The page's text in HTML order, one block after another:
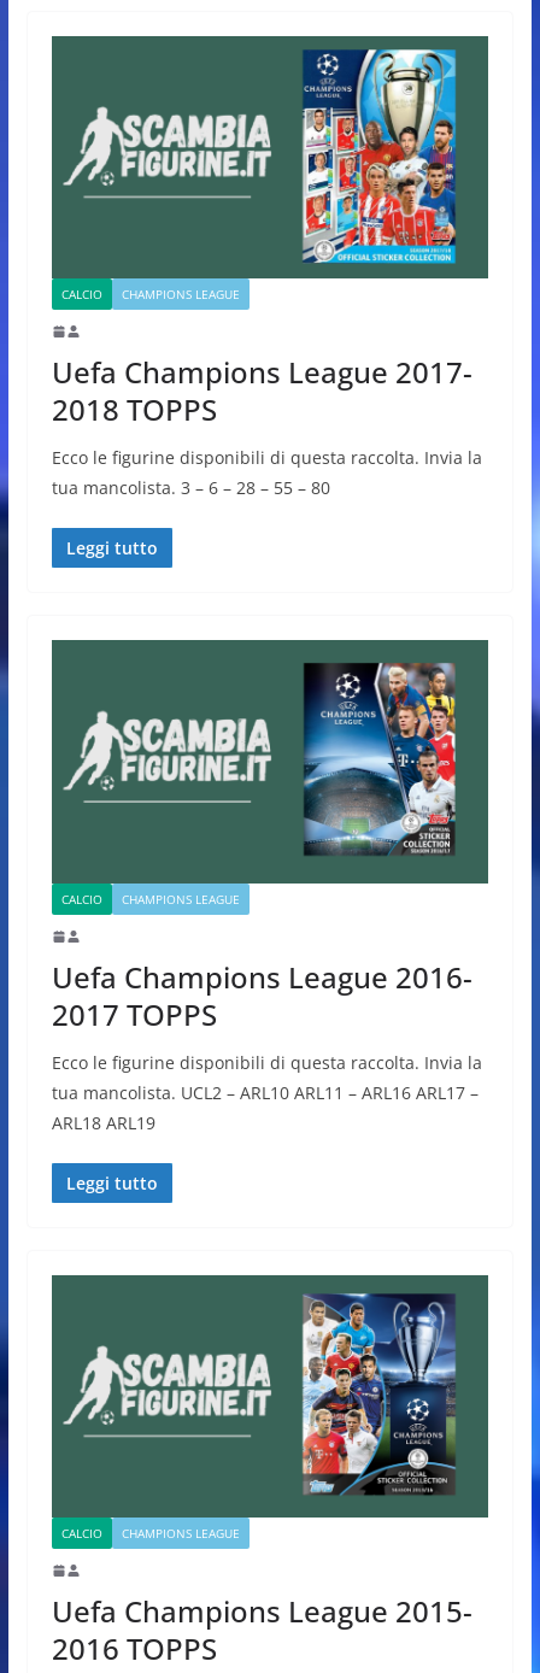
CALCIO CHAMPIONS LEAGUE
Uefa Champions League 2017-
2018 TOPPS
Ecco le figurine disponibili di questa raccolta. Invia la
tua mancolista. 3 – 6 – 28 – 55 – 80
Leggi tutto
CALCIO CHAMPIONS LEAGUE
Uefa Champions League 2016-
2017 TOPPS
Ecco le figurine disponibili di questa raccolta. Invia la
tua mancolista. UCL2 – ARL10 ARL11 – ARL16 ARL17 –
ARL18 ARL19
Leggi tutto
CALCIO CHAMPIONS LEAGUE
Uefa Champions League 2015-
2016 TOPPS